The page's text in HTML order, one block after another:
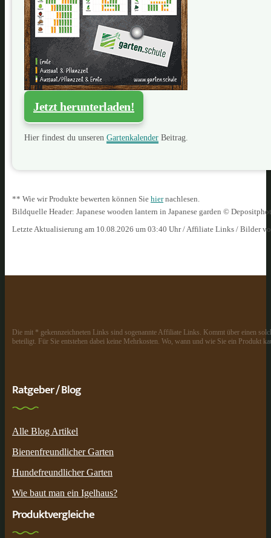
Jetzt herunterladen!
Hier findest du unseren Gartenkalender Beitrag.
** Wie wir Produkte bewerten können Sie hiernachlesen.
Bildquelle Header: Japanese wooden lantern in Japanese garden ©
Letzte Aktualisierung am 10.08.2026 um 03:40 Uhr / Affiliate Links / Bilder
Die mit * gekennzeichneten Links sind sogenannte Affiliate Links. Kommt über einen
beteiligt. Für Sie entstehen dabei keine Mehrkosten. Wo, wann und wie Sie ein Produkt
Ratgeber / Blog
Alle Blog Artikel
Bienenfreundlicher Garten
Hundefreundlicher Garten
Wie baut man ein Igelhaus?
Produktvergleiche